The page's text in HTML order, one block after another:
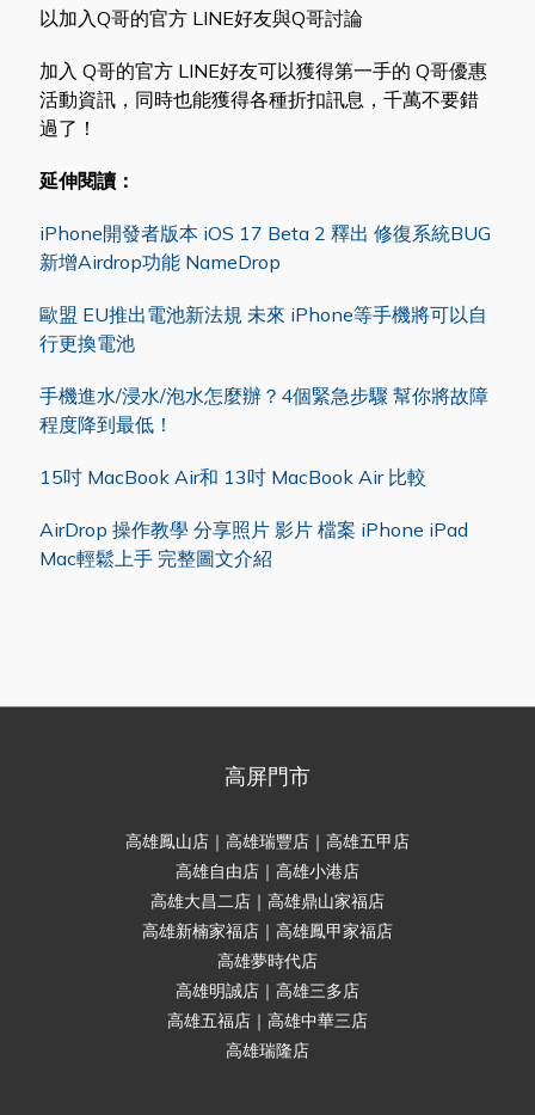
以加入Q哥的官方 LINE好友與Q哥討論
加入 Q哥的官方 LINE好友可以獲得第一手的 Q哥優惠
活動資訊，同時也能獲得各種折扣訊息，千萬不要錯
過了！
延伸閱讀：
iPhone開發者版本 iOS 17 Beta 2 釋出 修復系統BUG
新增Airdrop功能 NameDrop
歐盟 EU推出電池新法規 未來 iPhone等手機將可以自
行更換電池
手機進水/浸水/泡水怎麼辦？4個緊急步驟 幫你將故障
程度降到最低！
15吋 MacBook Air和 13吋 MacBook Air 比較
AirDrop 操作教學 分享照片 影片 檔案 iPhone iPad
Mac輕鬆上手 完整圖文介紹
高屏門市
高雄鳳山店｜高雄瑞豐店｜高雄五甲店
高雄自由店｜高雄小港店
高雄大昌二店｜高雄鼎山家福店
高雄新楠家福店｜高雄鳳甲家福店
高雄夢時代店
高雄明誠店｜高雄三多店
高雄五福店｜高雄中華三店
高雄瑞隆店